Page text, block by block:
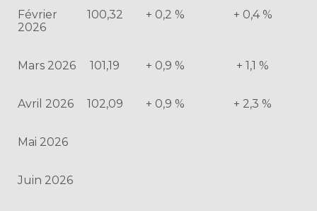
Février
2026
100,32 + 0,2 % + 0,4 %
Mars 2026 101,19 + 0,9 % + 1,1 %
Avril 2026 102,09 + 0,9 % + 2,3 %
Mai 2026
Juin 2026